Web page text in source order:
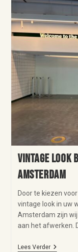
Vintage look
Amsterdam
Door te kiezen
vintage look in uw
Amsterdam zijn
aan het afwerken.
Lees Verder